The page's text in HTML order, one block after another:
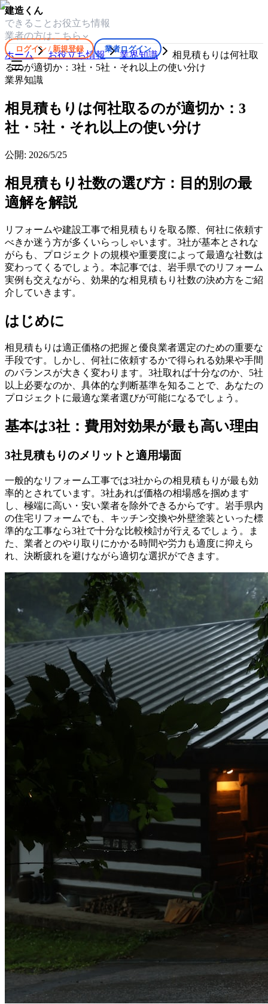
建造くん
できること お役立ち情報
業者の方はこちら
ログイン / 新規登録 業者ログイン
ホーム お役立ち情報 業界知識
相見積もりは何社取
るのが適切か：3社・5社・それ以上の使い分け
業界知識
相見積もりは何社取るのが適切か：3
社・5社・それ以上の使い分け
公開: 2026/5/25
相見積もり社数の選び方：目的別の最
適解を解説
リフォームや建設工事で相見積もりを取る際、何社に依頼す
べきか迷う方が多くいらっしゃいます。3社が基本とされな
がらも、プロジェクトの規模や重要度によって最適な社数は
変わってくるでしょう。本記事では、岩手県でのリフォーム
実例も交えながら、効果的な相見積もり社数の決め方をご紹
介していきます。
はじめに
相見積もりは適正価格の把握と優良業者選定のための重要な
手段です。しかし、何社に依頼するかで得られる効果や手間
のバランスが大きく変わります。3社取れば十分なのか、5社
以上必要なのか、具体的な判断基準を知ることで、あなたの
プロジェクトに最適な業者選びが可能になるでしょう。
基本は3社：費用対効果が最も高い理由
3社見積もりのメリットと適用場面
一般的なリフォーム工事では3社からの相見積もりが最も効
率的とされています。3社あれば価格の相場感を掴めます
し、極端に高い・安い業者を除外できるからです。岩手県内
の住宅リフォームでも、キッチン交換や外壁塗装といった標
準的な工事なら3社で十分な比較検討が行えるでしょう。ま
た、業者とのやり取りにかかる時間や労力も適度に抑えら
れ、決断疲れを避けながら適切な選択ができます。